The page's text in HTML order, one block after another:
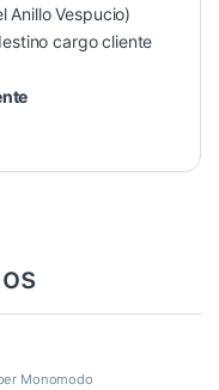
Anillo Vespucio)
cargo cliente
Monomodo